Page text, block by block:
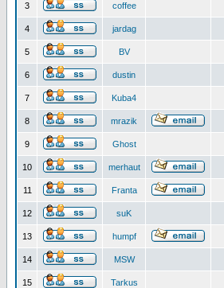
3 coffee
4 jardag
5 BV
6 dustin
7 Kuba4
8 mrazik
9 Ghost
10 merhaut
11 Franta
12 suK
13 humpf
14 MSW
15 Tarkus